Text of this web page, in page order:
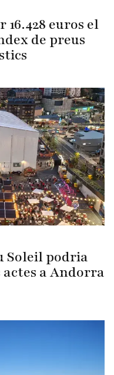
euros el
de preus
Soleil podria
a Andorra